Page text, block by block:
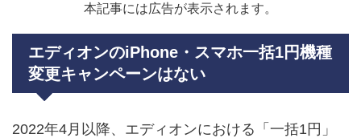
本記事には広告が表示されます。
エディオンのiPhone・スマホ一括1円機種
変更キャンペーンはない
2022年4月以降、エディオンにおける「一括1円」